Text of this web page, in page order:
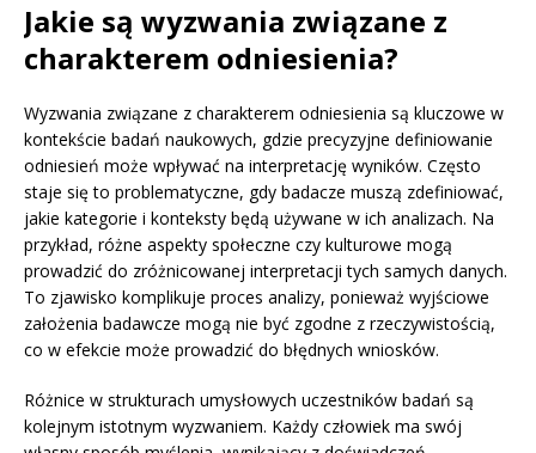
Jakie są wyzwania związane z
charakterem odniesienia?
Wyzwania związane z charakterem odniesienia są kluczowe w
kontekście badań naukowych, gdzie precyzyjne definiowanie
odniesień może wpływać na interpretację wyników. Często
staje się to problematyczne, gdy badacze muszą zdefiniować,
jakie kategorie i konteksty będą używane w ich analizach. Na
przykład, różne aspekty społeczne czy kulturowe mogą
prowadzić do zróżnicowanej interpretacji tych samych danych.
To zjawisko komplikuje proces analizy, ponieważ wyjściowe
założenia badawcze mogą nie być zgodne z rzeczywistością,
co w efekcie może prowadzić do błędnych wniosków.
Różnice w strukturach umysłowych uczestników badań są
kolejnym istotnym wyzwaniem. Każdy człowiek ma swój